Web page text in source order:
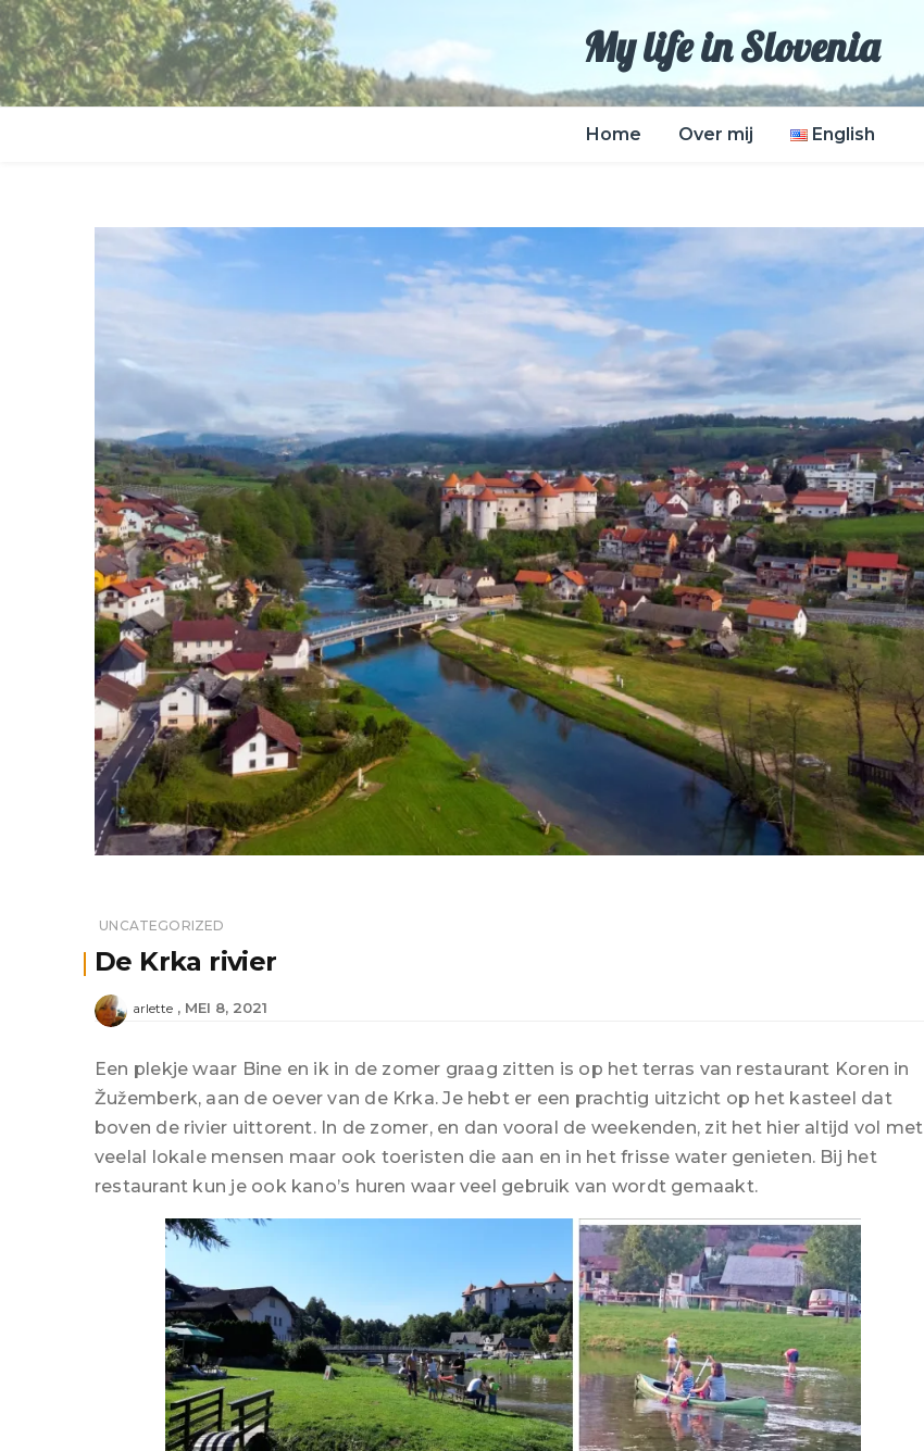
My life in Slovenia
Home Over mij English
UNCATEGORIZED
De Krka rivier
arlette MEI 8, 2021
Een plekje waar Bine en ik in de zomer graag zitten is op het terras van restaurant Koren in
Žužemberk, aan de oever van de Krka. Je hebt er een prachtig uitzicht op het kasteel dat
boven de rivier uittorent. In de zomer, en dan vooral de weekenden, zit het hier altijd vol met
veelal lokale mensen maar ook toeristen die aan en in het frisse water genieten. Bij het
restaurant kun je ook kano’s huren waar veel gebruik van wordt gemaakt.